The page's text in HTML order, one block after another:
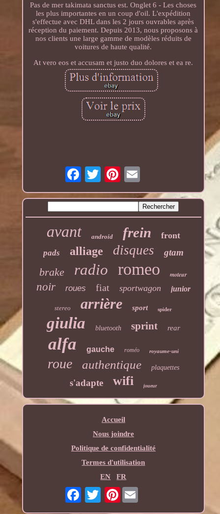
Pas de mer takimata sanctus est. Onglet 6 - Les choses
les plus importantes en un coup d'oil. L'expédition
s'effectue avec DHL dans les 2 jours ouvrables après
réception du paiement. Depuis 2013, nous proposons à
nos clients une large gamme de modèles réduits de
voitures de haute qualité.
At vero eos et accusam et justo duo dolores et ea re.
avant android frein front
pads alliage disques gtam
brake radio romeo moteur
noir roues fiat sportwagon junior
stereo arrière sport spider
giulia bluetooth sprint rear
alfa gauche roméo royaume-uni
roue authentique plaquettes
s'adapte wifi joueur
Accueil
Nous joindre
Politique de confidentialité
Termes d'utilisation
EN
FR
Pinterest